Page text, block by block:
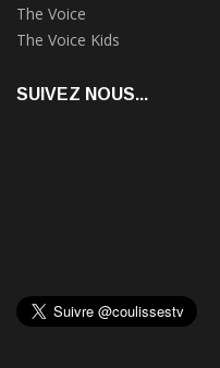
The Voice
The Voice Kids
SUIVEZ NOUS...